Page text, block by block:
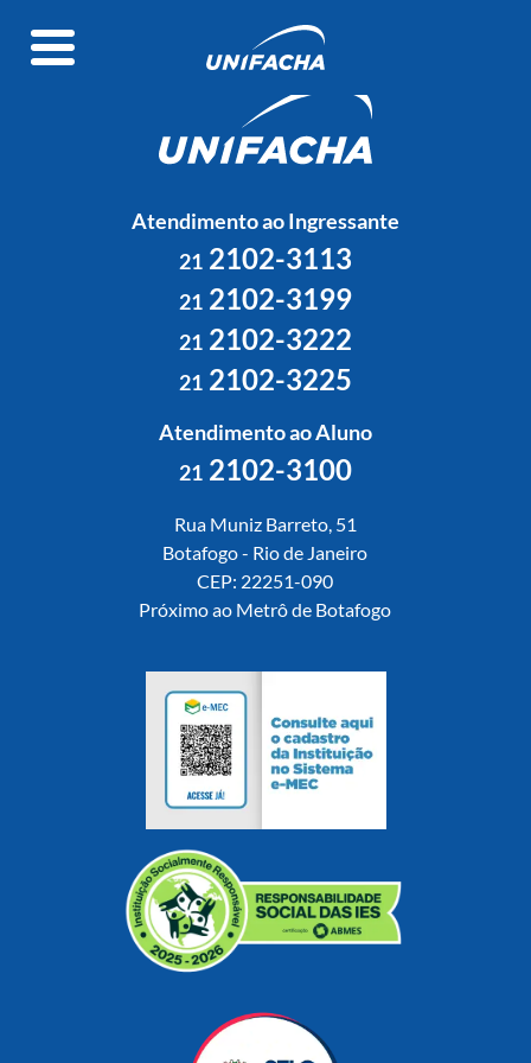
Atendimento ao Ingressante
212102-3113
212102-3199
212102-3222
212102-3225
Atendimento ao Aluno
212102-3100
Rua Muniz Barreto, 51
Botafogo - Rio de Janeiro
CEP: 22251-090
Próximo ao Metrô de Botafogo